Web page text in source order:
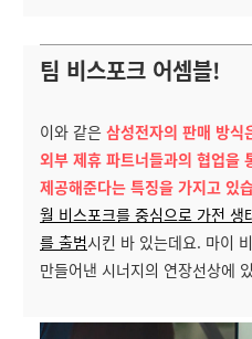
팀 비스포크 어셈블!
이와 같은 삼성전자의 판매 방식
외부 제휴 파트너들과의 협업을
제공해준다는 특징을 가지고 있
월 비스포크를 중심으로 가전
를 출범시킨 바 있는데요. 마이
만들어낸 시너지의 연장선상에